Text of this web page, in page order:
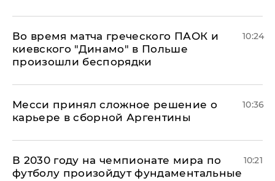
Во время матча греческого ПАОК и
киевского "Динамо" в Польше
произошли беспорядки
10:24
Месси принял сложное решение о
карьере в сборной Аргентины
10:36
В 2030 году на чемпионате мира по
футболу произойдут фундаментальные
10:21